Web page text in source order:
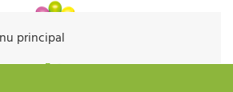
principal